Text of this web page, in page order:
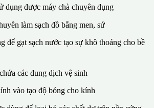
dụng được máy chà chuyên dụng
làm sạch đồ bằng men, sứ
để gạt sạch nước tạo sự khô thoáng cho bề
các dung dịch vệ sinh
vào tạo độ bóng cho kính